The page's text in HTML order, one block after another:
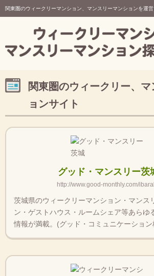
関東圏のウィークリーマンション、マンスリーマンションを運
関東圏のウィークリー、
ョンサイト
グッド・マンスリー茨
http://www.good-monthly.com/
茨城県のウィークリーマンション・マンス
ン・ゲストハウス・ルームシェア等あらゆ
情報が満載。(グッド・コミュニケーショ